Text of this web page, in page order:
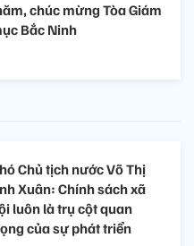
chúc mừng Tòa Giám
Bắc Ninh
Chủ tịch nước Võ Thị
Xuân: Chính sách xã
luôn là trụ cột quan
của sự phát triển